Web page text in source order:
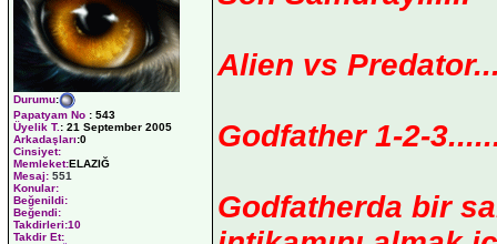
Durumu:
Papatyam No : 543
Üyelik T.: 21 September 2005
Arkadaşları:0
Cinsiyet:
Memleket:ELAZIĞ
Mesaj: 551
Konular:
Beğenildi:
Beğendi:
Takdirleri:10
Takdir Et:
Alien vs
Godfather 1-2-
Godfatherda bir